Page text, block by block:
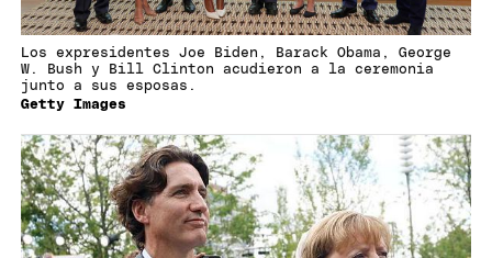
Getty Images
Los expresidentes Joe Biden, Barack Obama, George
W. Bush y Bill Clinton acudieron a la ceremonia
junto a sus esposas.